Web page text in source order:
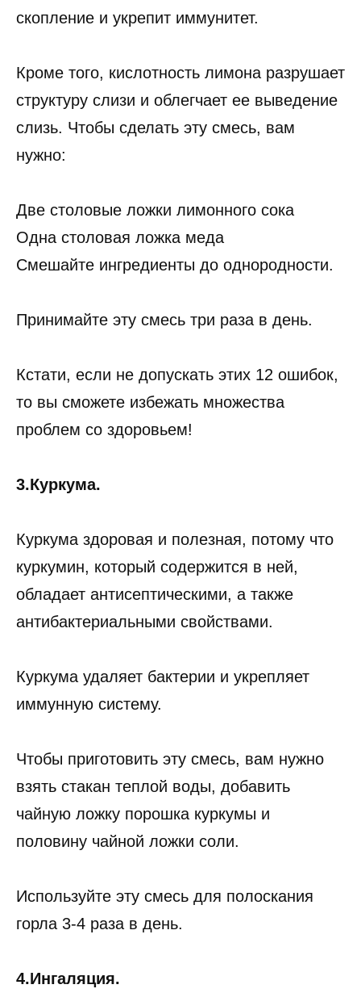
скопление и укрепит иммунитет.
Кроме того, кислотность лимона разрушает
структуру слизи и облегчает ее выведение
слизь. Чтобы сделать эту смесь, вам
нужно:
Две столовые ложки лимонного сока
Одна столовая ложка меда
Смешайте ингредиенты до однородности.
Принимайте эту смесь три раза в день.
Кстати, если не допускать этих 12 ошибок,
то вы сможете избежать множества
проблем со здоровьем!
3.Куркума.
Куркума здоровая и полезная, потому что
куркумин, который содержится в ней,
обладает антисептическими, а также
антибактериальными свойствами.
Куркума удаляет бактерии и укрепляет
иммунную систему.
Чтобы приготовить эту смесь, вам нужно
взять стакан теплой воды, добавить
чайную ложку порошка куркумы и
половину чайной ложки соли.
Используйте эту смесь для полоскания
горла 3-4 раза в день.
4.Ингаляция.